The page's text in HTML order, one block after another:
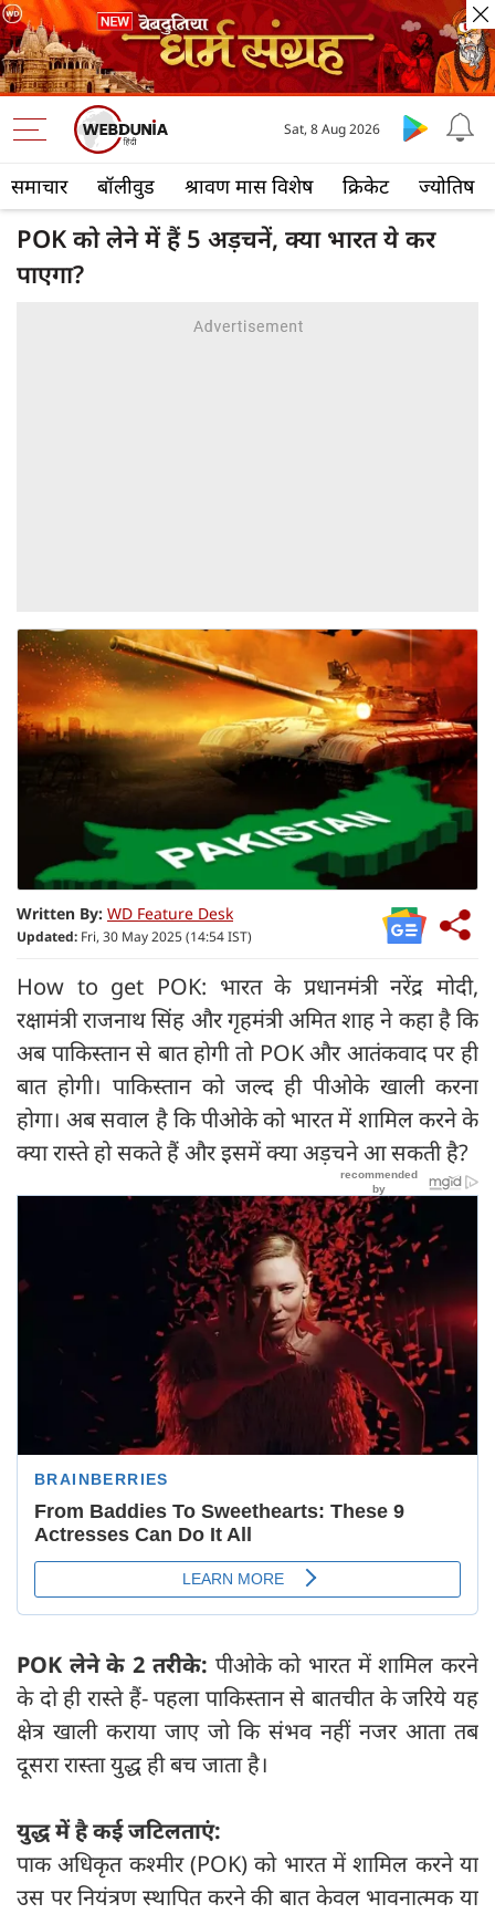
समाचार बॉलीवुड श्रावण मास विशेष क्रिकेट ज्योतिष
Sat, 8 Aug 2026
POK को लेने में हैं 5 अड़चनें, क्या भारत ये कर
पाएगा?
Written By: WD Feature Desk
Updated: Fri, 30 May 2025 (14:54 IST)
How to get POK: भारत के प्रधानमंत्री नरेंद्र मोदी,
रक्षामंत्री राजनाथ सिंह और गृहमंत्री अमित शाह ने कहा है कि
अब पाकिस्तान से बात होगी तो POK और आतंकवाद पर ही
बात होगी। पाकिस्तान को जल्द ही पीओके खाली करना
होगा। अब सवाल है कि पीओके को भारत में शामिल करने के
क्या रास्ते हो सकते हैं और इसमें क्या अड़चने आ सकती है?
POK लेने के 2 तरीके: पीओके को भारत में शामिल करने
के दो ही रास्ते हैं- पहला पाकिस्तान से बातचीत के जरिये यह
क्षेत्र खाली कराया जाए जो कि संभव नहीं नजर आता तब
दूसरा रास्ता युद्ध ही बच जाता है।
युद्ध में है कई जटिलताएं:
पाक अधिकृत कश्मीर (POK) को भारत में शामिल करने या
उस पर नियंत्रण स्थापित करने की बात केवल भावनात्मक या